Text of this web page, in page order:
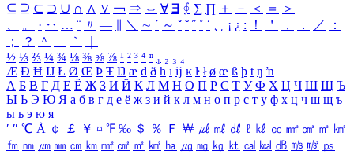
⊆ ⊇ ⊂ ⊃ ∪ ∩ ∧ ∨ ￢ ⇒ ⇔ ∀ ∃ ∮ ∑ ∏ ＋ － ＜ ＝
＞
、
。 · ‥ … ¨ 〃 ― ＼ ∼ ´ ～ ˇ ˘ ˝ ˚ ˙ ¸ ¡ ¿ ː ！ ＇ ， ． ／
：
；
？ ＾ ｀
½ ⅓ ⅔ ¼ ¾ ⅛ ⅜ ⅝ ⅞ ¹ ² ³ ⁴ ⁿ ₁ ₂ ₃ ₄
Æ Ð Ħ Ĳ Ł Ø Œ Þ Ŧ Ŋ æ đ ð ħ ı ĳ ĸ ŀ ł ø œ ß þ ŧ ŋ ŉ
А Б В Г Д Е Ё Ж З И Й К Л М Н О П Р С Т У Ф Х Ц Ч Ш Щ Ъ
Ы Ь Э Ю Я а б в г д е ё ж з и й к л м н о п р с т у ф х ц ч ш щ ъ
ы ь э ю я
′ ″ ℃ Å ￠ ￡ ￥ ¤ ℉ ‰ ＄ ％ Ｆ ￦ ㎕ ㎖ ㎗ ℓ ㎘ ㏄ ㎣ ㎤ ㎥ ㎦
㎙ ㎚ ㎛ ㎜ ㎝ ㎞ ㎟ ㎠ ㎡ ㎢ ㏊ ㎍ ㎎ ㎏ ㏏ ㎈ ㎉ ㏈ ㎧ ㎨ ㎰